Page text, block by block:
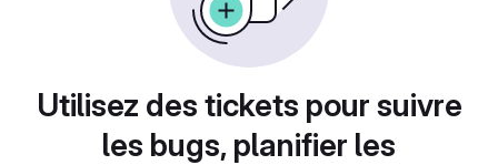
Utilisez des tickets pour suivre
les bugs, planifier les